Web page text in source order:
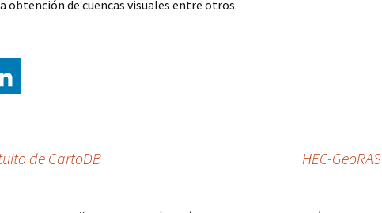
obtención de cuencas visuales entre otros.
de CartoDB HEC-GeoRAS